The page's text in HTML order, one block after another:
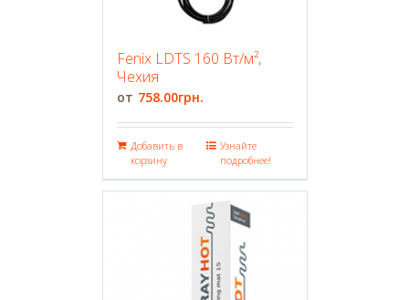
Fenix LDTS 160 Вт/м²,
Чехия
758.00грн.
Добавить в
корзину
Узнайте
подробнее!